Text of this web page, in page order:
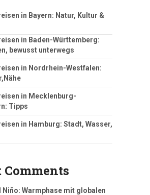
in Bayern: Natur, Kultur &
in Baden-Württemberg:
bewusst unterwegs
in Nordrhein-Westfalen:
in Mecklenburg-
Tipps
in Hamburg: Stadt, Wasser,
Comments
Niño: Warmphase mit globalen